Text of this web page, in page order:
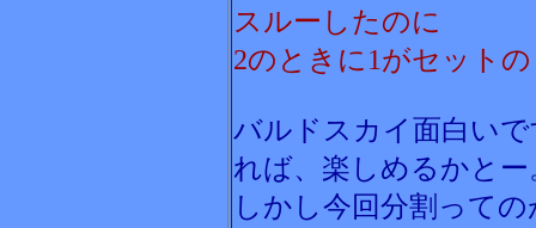
スルーしたのに
2のときに1がセット
バルドスカイ面白い
れば、楽しめるかとー
しかし今回分割って